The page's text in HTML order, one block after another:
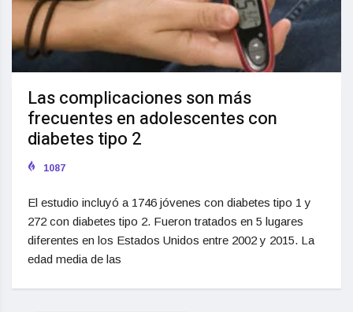
Las complicaciones son más
frecuentes en adolescentes con
diabetes tipo 2
1087
El estudio incluyó a 1746 jóvenes con diabetes tipo 1 y
272 con diabetes tipo 2. Fueron tratados en 5 lugares
diferentes en los Estados Unidos entre 2002 y 2015. La
edad media de las